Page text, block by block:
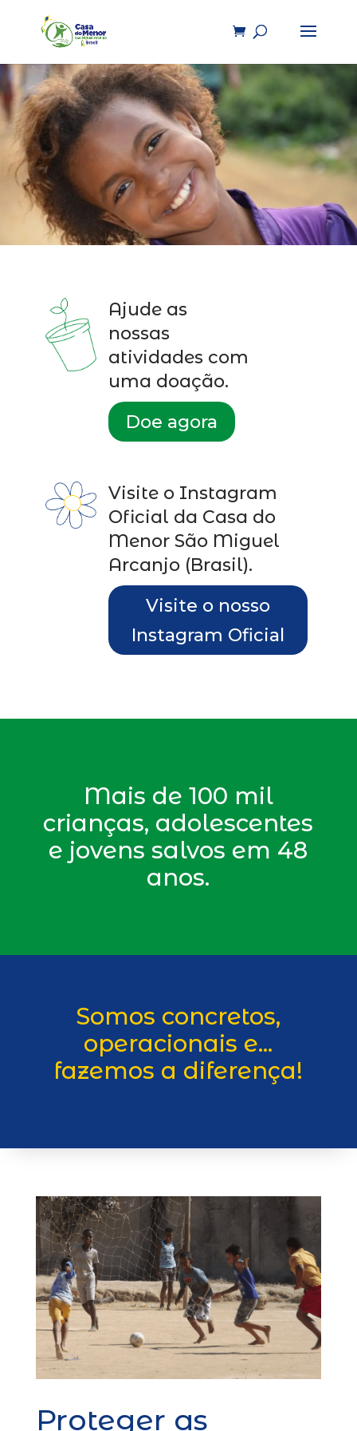
Ajude as
nossas
atividades com
uma doação.
Doe agora
Visite o Instagram
Oficial da Casa do
Menor São Miguel
Arcanjo (Brasil).
Visite o nosso
Instagram Oficial
Mais de 100 mil
crianças, adolescentes
e jovens salvos em 48
anos.
Somos concretos,
operacionais e...
fazemos a diferença!
Proteger as